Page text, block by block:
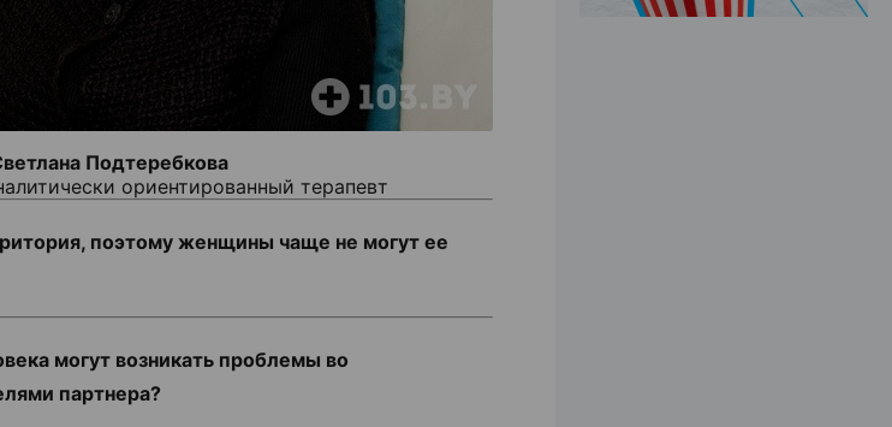
Подтеребкова
ориентированный терапевт
поэтому женщины чаще не могут ее
могут возникать проблемы во
партнера?